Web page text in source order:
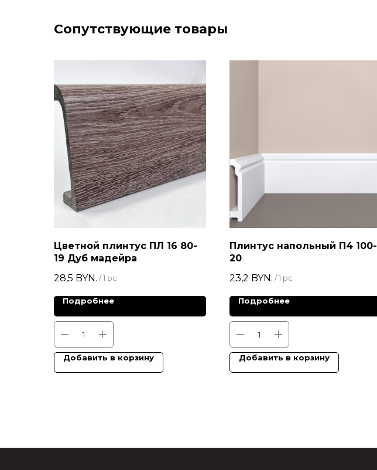
Сопутствующие товары
Цветной плинтус ПЛ 16 80-
19 Дуб мадейра
28,5 BYN. / 1 pc
Подробнее
Добавить в корзину
Плинтус напольный П4 100-
20
23,2 BYN. / 1 pc
Подробнее
Добавить в корзину